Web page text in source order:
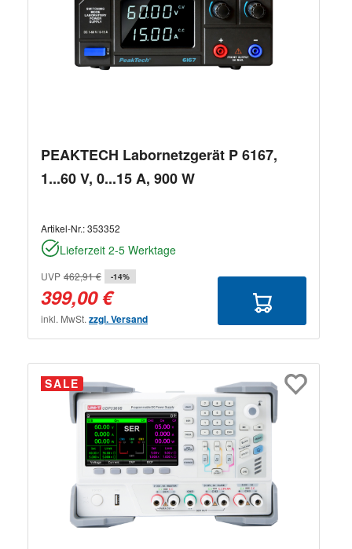
PEAKTECH Labornetzgerät P 6167,
1...60 V, 0...15 A, 900 W
Artikel-Nr.:353352
Lieferzeit 2-5 Werktage
UVP 462,91 € -14%
399,00 €
inkl. MwSt. zzgl. Versand
SALE